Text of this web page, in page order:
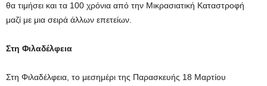
θα τιμήσει και τα 100 χρόνια από την Μικρασιατική Καταστροφή
μαζί με μια σειρά άλλων επετείων.
Στη Φιλαδέλφεια
Στη Φιλαδέλφεια, το μεσημέρι της Παρασκευής 18 Μαρτίου